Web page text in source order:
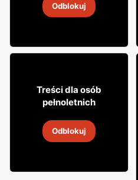
9 sie 2026
Odblokuj
4499
9 sie 2026
Treści dla osób
pełnoletnich
Odblokuj